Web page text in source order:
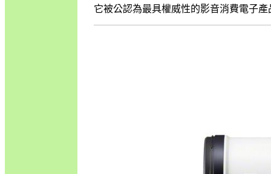
它被公認為最具權威性的影音消費電子產